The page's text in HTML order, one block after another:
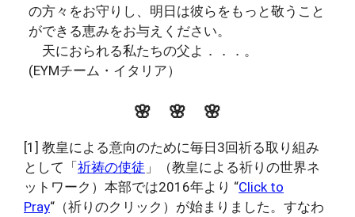
の方々をお守りし、明日は彼らをもっと敬うこと
ができる恵みをお与えください。
天におられる私たちの父よ．．．。
(EYMチーム・イタリア）
🌸 🌸 🌸
[1] 教皇による意向のために毎日3回祈る取り組み
として「祈祷の使徒 」（教皇による祈りの世界ネ
ットワーク）本部では2016年より “Click to
Pray“（祈りのクリック）が始まりました。すなわ